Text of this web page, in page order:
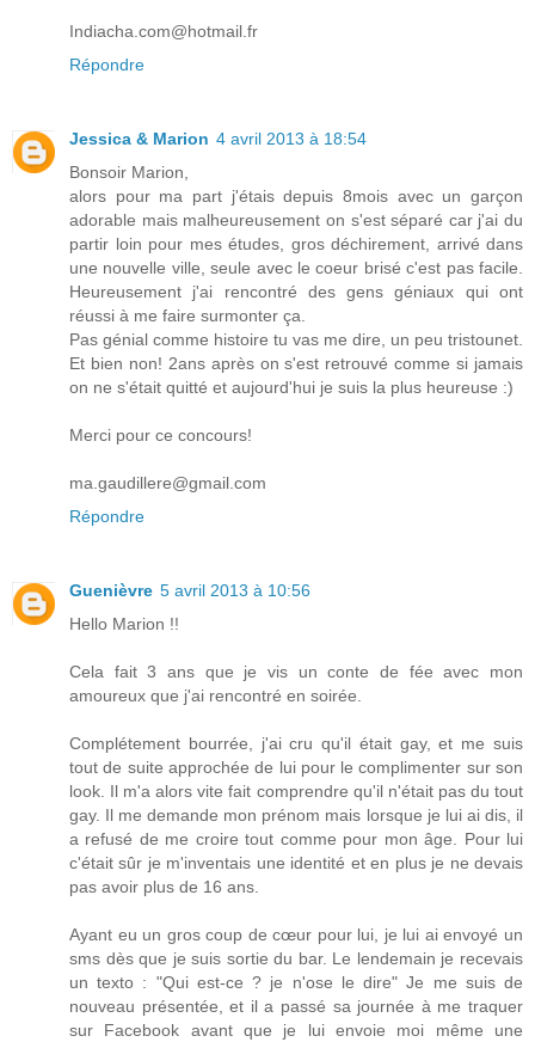
Indiacha.com@hotmail.fr
Répondre
Jessica & Marion 4 avril 2013 à 18:54
Bonsoir Marion,
alors pour ma part j'étais depuis 8mois avec un garçon
adorable mais malheureusement on s'est séparé car j'ai du
partir loin pour mes études, gros déchirement, arrivé dans
une nouvelle ville, seule avec le coeur brisé c'est pas facile.
Heureusement j'ai rencontré des gens géniaux qui ont
réussi à me faire surmonter ça.
Pas génial comme histoire tu vas me dire, un peu tristounet.
Et bien non! 2ans après on s'est retrouvé comme si jamais
on ne s'était quitté et aujourd'hui je suis la plus heureuse :)
Merci pour ce concours!
ma.gaudillere@gmail.com
Répondre
Guenièvre 5 avril 2013 à 10:56
Hello Marion !!
Cela fait 3 ans que je vis un conte de fée avec mon
amoureux que j'ai rencontré en soirée.
Complétement bourrée, j'ai cru qu'il était gay, et me suis
tout de suite approchée de lui pour le complimenter sur son
look. Il m'a alors vite fait comprendre qu'il n'était pas du tout
gay. Il me demande mon prénom mais lorsque je lui ai dis, il
a refusé de me croire tout comme pour mon âge. Pour lui
c'était sûr je m'inventais une identité et en plus je ne devais
pas avoir plus de 16 ans.
Ayant eu un gros coup de cœur pour lui, je lui ai envoyé un
sms dès que je suis sortie du bar. Le lendemain je recevais
un texto : "Qui est-ce ? je n'ose le dire" Je me suis de
nouveau présentée, et il a passé sa journée à me traquer
sur Facebook avant que je lui envoie moi même une